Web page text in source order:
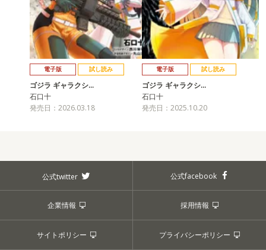
電子版 試し読み
ゴジラ ギャラクシ…
石口十
発売日：2026.03.18
電子版 試し読み
ゴジラ ギャラクシ…
石口十
発売日：2025.10.20
公式twitter 公式facebook
企業情報 採用情報
サイトポリシー プライバシーポリシー